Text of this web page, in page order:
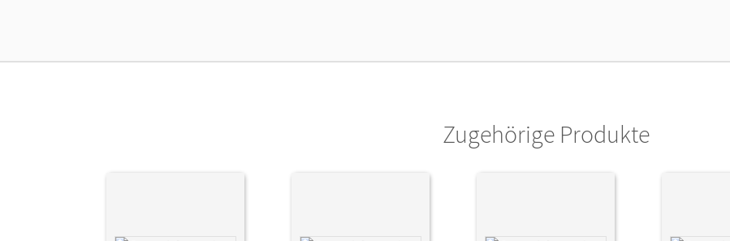
Zugehörige Produkte